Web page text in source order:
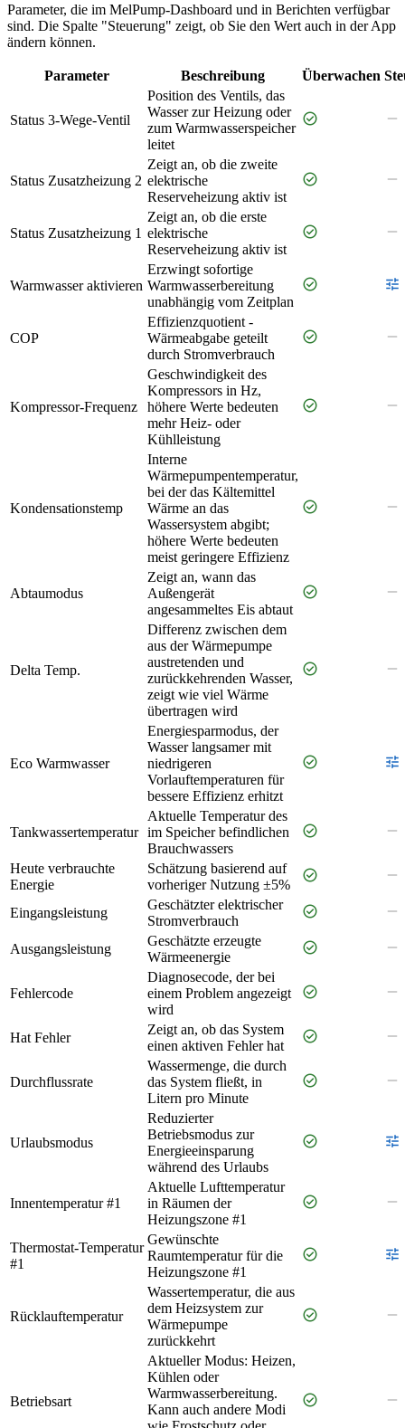
Parameter, die im MelPump‑Dashboard und in Berichten verfügbar
sind. Die Spalte "Steuerung" zeigt, ob Sie den Wert auch in der App
ändern können.
Parameter Beschreibung Überwachen
Status 3-Wege-Ventil
Position des Ventils, das
Wasser zur Heizung oder
zum Warmwasserspeicher
leitet
check_circle remove
Status Zusatzheizung 2
Zeigt an, ob die zweite
elektrische
Reserveheizung aktiv ist
check_circle remove
Status Zusatzheizung 1
Zeigt an, ob die erste
elektrische
Reserveheizung aktiv ist
check_circle remove
Warmwasser aktivieren
Erzwingt sofortige
Warmwasserbereitung
unabhängig vom Zeitplan
check_circle tune
COP
Effizienzquotient -
Wärmeabgabe geteilt
durch Stromverbrauch
check_circle remove
Kompressor-Frequenz
Geschwindigkeit des
Kompressors in Hz,
höhere Werte bedeuten
mehr Heiz- oder
Kühlleistung
check_circle remove
Kondensationstemp
Interne
Wärmepumpentemperatur,
bei der das Kältemittel
Wärme an das
Wassersystem abgibt;
höhere Werte bedeuten
meist geringere Effizienz
check_circle remove
Abtaumodus
Zeigt an, wann das
Außengerät
angesammeltes Eis abtaut
check_circle remove
Delta Temp.
Differenz zwischen dem
aus der Wärmepumpe
austretenden und
zurückkehrenden Wasser,
zeigt wie viel Wärme
übertragen wird
check_circle remove
Eco Warmwasser
Energiesparmodus, der
Wasser langsamer mit
niedrigeren
Vorlauftemperaturen für
bessere Effizienz erhitzt
check_circle tune
Tankwassertemperatur
Aktuelle Temperatur des
im Speicher befindlichen
Brauchwassers
check_circle remove
Heute verbrauchte
Energie
Schätzung basierend auf
vorheriger Nutzung ±5%
check_circle remove
Eingangsleistung
Geschätzter elektrischer
Stromverbrauch
check_circle remove
Ausgangsleistung
Geschätzte erzeugte
Wärmeenergie
check_circle remove
Fehlercode
Diagnosecode, der bei
einem Problem angezeigt
wird
check_circle remove
Hat Fehler
Zeigt an, ob das System
einen aktiven Fehler hat
check_circle remove
Durchflussrate
Wassermenge, die durch
das System fließt, in
Litern pro Minute
check_circle remove
Urlaubsmodus
Reduzierter
Betriebsmodus zur
Energieeinsparung
während des Urlaubs
check_circle tune
Innentemperatur #1
Aktuelle Lufttemperatur
in Räumen der
Heizungszone #1
check_circle remove
Thermostat-Temperatur
#1
Gewünschte
Raumtemperatur für die
Heizungszone #1
check_circle tune
Rücklauftemperatur
Wassertemperatur, die aus
dem Heizsystem zur
Wärmepumpe
zurückkehrt
check_circle remove
Betriebsart
Aktueller Modus: Heizen,
Kühlen oder
Warmwasserbereitung.
Kann auch andere Modi
check_circle remove